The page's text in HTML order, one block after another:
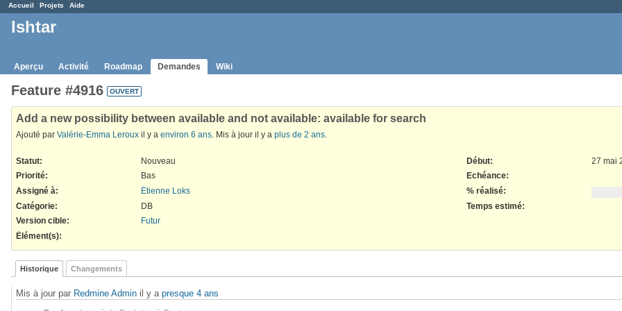
Accueil Projets Aide
Ishtar
Aperçu Activité Roadmap Demandes Wiki
Feature #4916 OUVERT
Add a new possibility between available and not available: available for search
Ajouté par Valérie-Emma Leroux il y a environ 6 ans. Mis à jour il y a plus de 2 ans.
Statut:
Nouveau
Priorité:
Bas
Assigné à:
Étienne Loks
Catégorie:
DB
Version cible:
Futur
Début:
27 mai
Echéance:
% réalisé:
Temps estimé:
Élément(s):
Historique Changements
Mis à jour par Redmine Admin il y a presque 4 ans